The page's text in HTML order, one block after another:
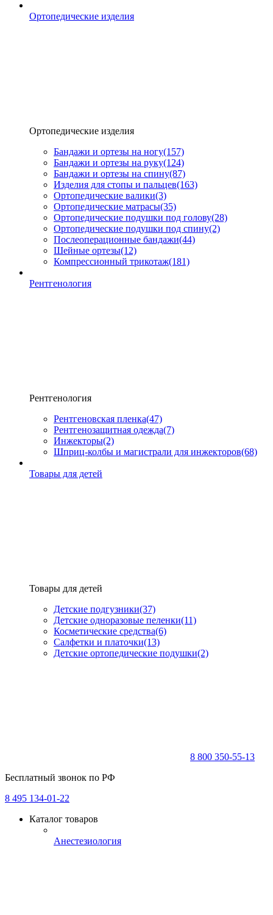
Ортопедические изделия
Ортопедические изделия
Бандажи и ортезы на ногу(157)
Бандажи и ортезы на руку(124)
Бандажи и ортезы на спину(87)
Изделия для стопы и пальцев(163)
Ортопедические валики(3)
Ортопедические матрасы(35)
Ортопедические подушки под голову(28)
Ортопедические подушки под спину(2)
Послеоперационные бандажи(44)
Шейные ортезы(12)
Компрессионный трикотаж(181)
Рентгенология
Рентгенология
Рентгеновская пленка(47)
Рентгенозащитная одежда(7)
Инжекторы(2)
Шприц-колбы и магистрали для инжекторов(68)
Товары для детей
Товары для детей
Детские подгузники(37)
Детские одноразовые пеленки(11)
Косметические средства(6)
Салфетки и платочки(13)
Детские ортопедические подушки(2)
8 800 350-55-13
Бесплатный звонок по РФ
8 495 134-01-22
Каталог товаров
Анестезиология